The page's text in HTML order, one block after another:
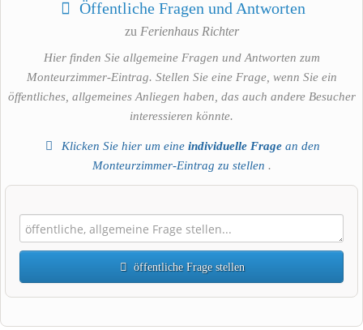
Öffentliche Fragen und Antworten
zu Ferienhaus Richter
Hier finden Sie allgemeine Fragen und Antworten zum
Monteurzimmer-Eintrag. Stellen Sie eine Frage, wenn Sie ein
öffentliches, allgemeines Anliegen haben, das auch andere Besucher
interessieren könnte.
Klicken Sie hier um eineindividuelle Frage an den
Monteurzimmer-Eintrag zu stellen .
öffentliche Frage stellen